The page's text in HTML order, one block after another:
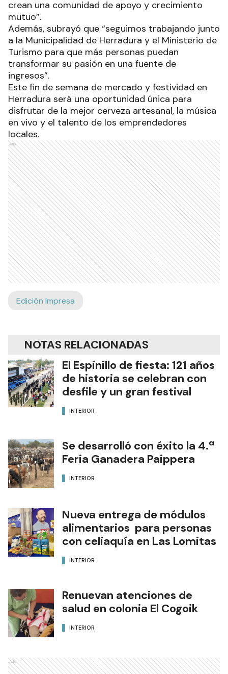
crean una comunidad de apoyo y crecimiento
mutuo”.
Además, subrayó que “seguimos trabajando junto
a la Municipalidad de Herradura y el Ministerio de
Turismo para que más personas puedan
transformar su pasión en una fuente de
ingresos”.
Este fin de semana de mercado y festividad en
Herradura será una oportunidad única para
disfrutar de la mejor cerveza artesanal, la música
en vivo y el talento de los emprendedores
locales.
Ads
Edición Impresa
NOTAS RELACIONADAS
El Espinillo de fiesta: 121 años
de historia se celebran con
desfile y un gran festival
INTERIOR
Se desarrolló con éxito la 4.ª
Feria Ganadera Paippera
INTERIOR
Nueva entrega de módulos
alimentarios para personas
con celiaquía en Las Lomitas
INTERIOR
Renuevan atenciones de
salud en colonia El Cogoik
INTERIOR
Ads